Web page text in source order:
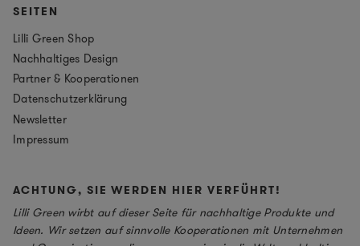
SEITEN
Lilli Green Shop
Nachhaltiges Design
Partner & Kooperationen
Datenschutzerklärung
Newsletter
Impressum
ACHTUNG, SIE WERDEN HIER VERFÜHRT!
Lilli Green wirbt auf dieser Seite für nachhaltige Produkte und
Ideen. Wir setzen auf sinnvolle Kooperationen mit Unternehmen